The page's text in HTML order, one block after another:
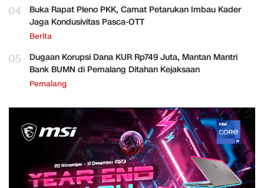
04
Buka Rapat Pleno PKK, Camat Petarukan Imbau Kader
Jaga Kondusivitas Pasca-OTT
Berita
05
Dugaan Korupsi Dana KUR Rp749 Juta, Mantan Mantri
Bank BUMN di Pemalang Ditahan Kejaksaan
Pemalang